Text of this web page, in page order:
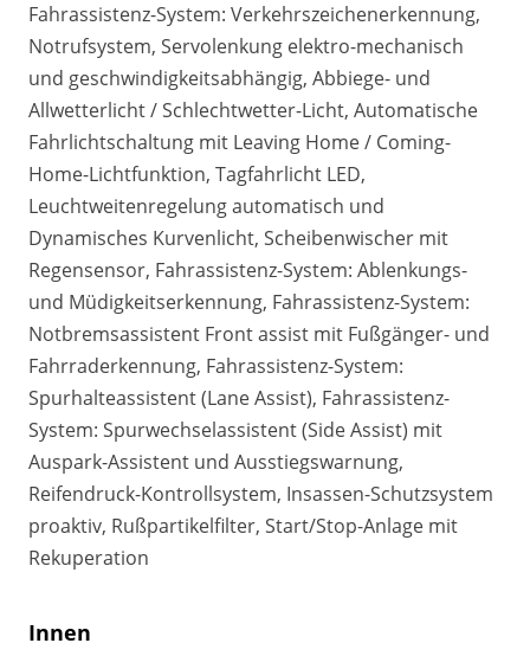
Fahrassistenz-System: Verkehrszeichenerkennung,
Notrufsystem, Servolenkung elektro-mechanisch
und geschwindigkeitsabhängig, Abbiege- und
Allwetterlicht / Schlechtwetter-Licht, Automatische
Fahrlichtschaltung mit Leaving Home / Coming-
Home-Lichtfunktion, Tagfahrlicht LED,
Leuchtweitenregelung automatisch und
Dynamisches Kurvenlicht, Scheibenwischer mit
Regensensor, Fahrassistenz-System: Ablenkungs-
und Müdigkeitserkennung, Fahrassistenz-System:
Notbremsassistent Front assist mit Fußgänger- und
Fahrraderkennung, Fahrassistenz-System:
Spurhalteassistent (Lane Assist), Fahrassistenz-
System: Spurwechselassistent (Side Assist) mit
Auspark-Assistent und Ausstiegswarnung,
Reifendruck-Kontrollsystem, Insassen-Schutzsystem
proaktiv, Rußpartikelfilter, Start/Stop-Anlage mit
Rekuperation
Innen